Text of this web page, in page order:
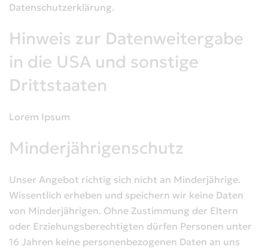
Datenschutzerklärung.
Hinweis zur Datenweitergabe
in die USA und sonstige
Drittstaaten
Lorem Ipsum
Minderjährigenschutz
Unser Angebot richtig sich nicht an Minderjährige.
Wissentlich erheben und speichern wir keine Daten
von Minderjährigen. Ohne Zustimmung der Eltern
oder Erziehungsberechtigten dürfen Personen unter
16 Jahren keine personenbezogenen Daten an uns